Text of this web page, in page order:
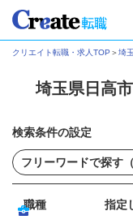
クリエイト転職・求人TOP ＞埼
埼玉県日高
検索条件の設定
職種 指定